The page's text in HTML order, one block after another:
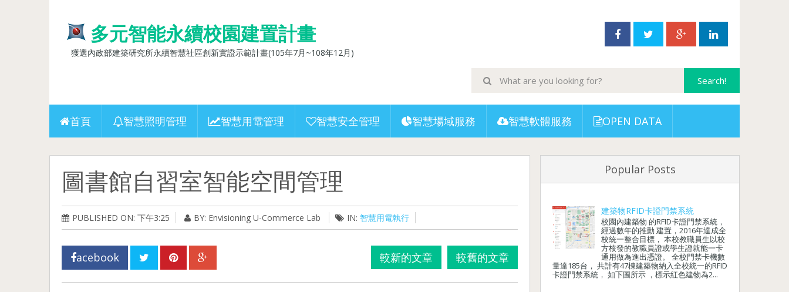
多元智能永續校園建置計畫
獲選內政部建築研究所永續智慧社區創新實證示範計畫(105年7月~108年12月)
首頁 智慧照明管理 智慧用電管理 智慧安全管理 智慧場域服務 智慧軟體服務 OPEN DATA
圖書館自習室智能空間管理
PUBLISHED ON: 下午3:25 BY: Envisioning U-Commerce Lab IN: 智慧用電執行
acebook 較新的文章 較舊的文章
Popular Posts
建築物RFID卡證門禁系統
校園內建築物 的RFID卡證門禁系統，
經過數年的推動 建置，2016年達成全
校統一整合目標， 本校教職員生以校
方核發的教職員證或學生證就能一卡
通用做為進出憑證。 全校門禁卡機數
量達185台， 共計有47棟建築物納入全校統一的RFID
卡證門禁系統， 如下圖所示 ，標示紅色建物為2...